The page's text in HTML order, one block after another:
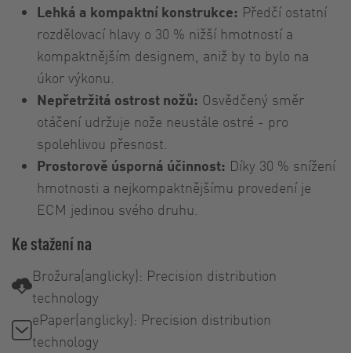
Lehká a kompaktní konstrukce: Předčí ostatní
rozdělovací hlavy o 30 % nižší hmotností a
kompaktnějším designem, aniž by to bylo na
úkor výkonu.
Nepřetržitá ostrost nožů: Osvědčený směr
otáčení udržuje nože neustále ostré - pro
spolehlivou přesnost.
Prostorově úsporná účinnost: Díky 30 % snížení
hmotnosti a nejkompaktnějšímu provedení je
ECM jedinou svého druhu.
Ke stažení na
Brožura(anglicky): Precision distribution
technology
ePaper(anglicky): Precision distribution
technology